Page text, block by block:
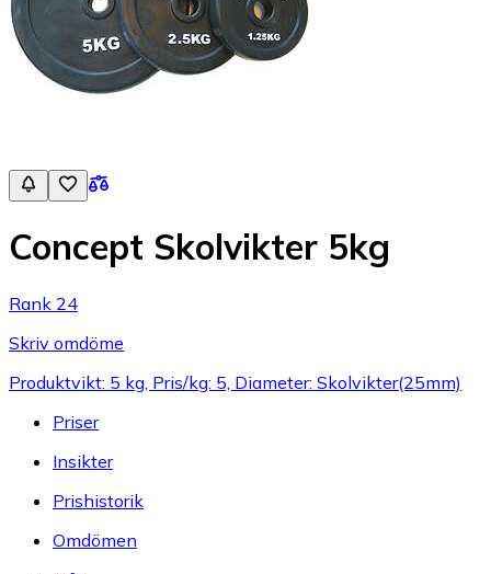
Concept Skolvikter 5kg
Rank 24
Skriv omdöme
Produktvikt: 5 kg, Pris/kg: 5, Diameter: Skolvikter(25mm)
Priser
Insikter
Prishistorik
Omdömen